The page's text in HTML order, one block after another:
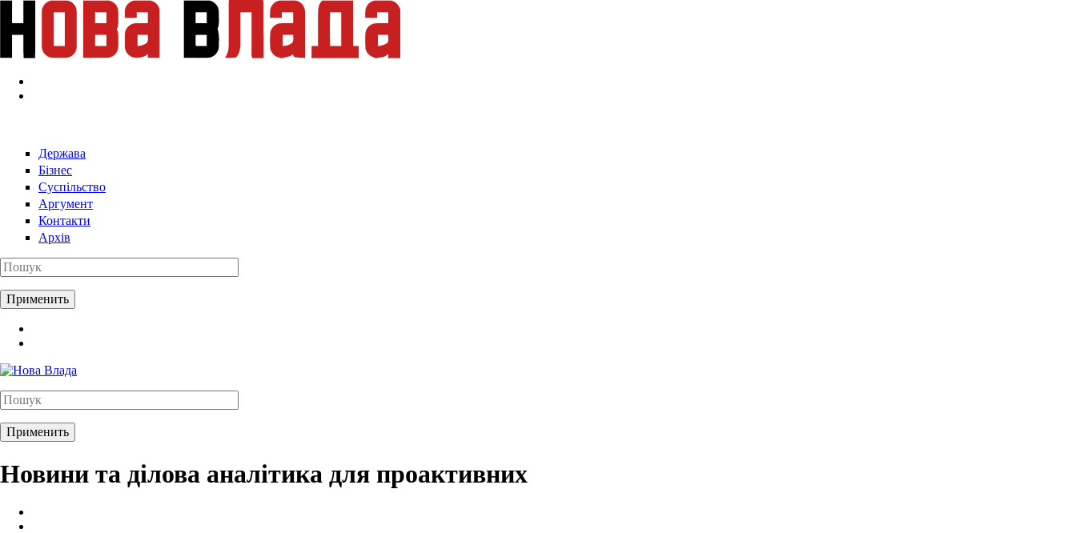
Перейти к основному содержанию
Держава
Бізнес
Суспільство
Аргумент
Контакти
Архів
Новини та ділова аналітика для проактивних